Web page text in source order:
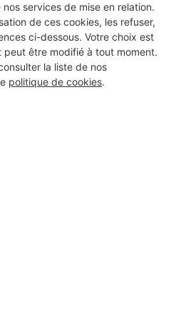
services de mise en relation.
de ces cookies, les refuser,
ci-dessous. Votre choix est
être modifié à tout moment.
la liste de nos
politique de cookies.
gratuitement
d'alarmes